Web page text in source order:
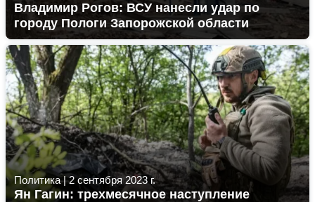
Владимир Рогов: ВСУ нанесли удар по
городу Пологи Запорожской области
Политика|2 сентября 2023 г.
Ян Гагин: трехмесячное наступление